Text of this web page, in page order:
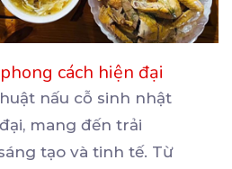
cách hiện đại
nấu cỗ sinh nhật
mang đến trải
tạo và tinh tế. Từ